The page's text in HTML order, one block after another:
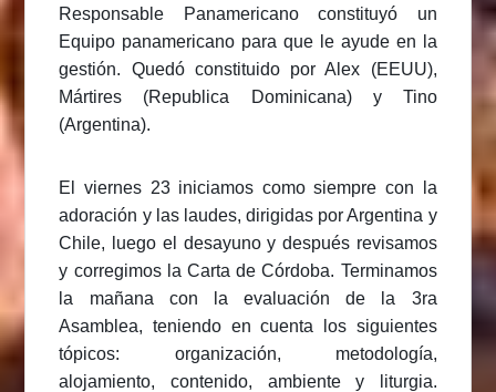
Responsable Panamericano constituyó un
Equipo panamericano para que le ayude en la
gestión. Quedó constituido por Alex (EEUU),
Mártires (Republica Dominicana) y Tino
(Argentina).
El viernes 23 iniciamos como siempre con la
adoración y las laudes, dirigidas por Argentina y
Chile, luego el desayuno y después revisamos
y corregimos la Carta de Córdoba. Terminamos
la mañana con la evaluación de la 3ra
Asamblea, teniendo en cuenta los siguientes
tópicos: organización, metodología,
alojamiento, contenido, ambiente y liturgia.